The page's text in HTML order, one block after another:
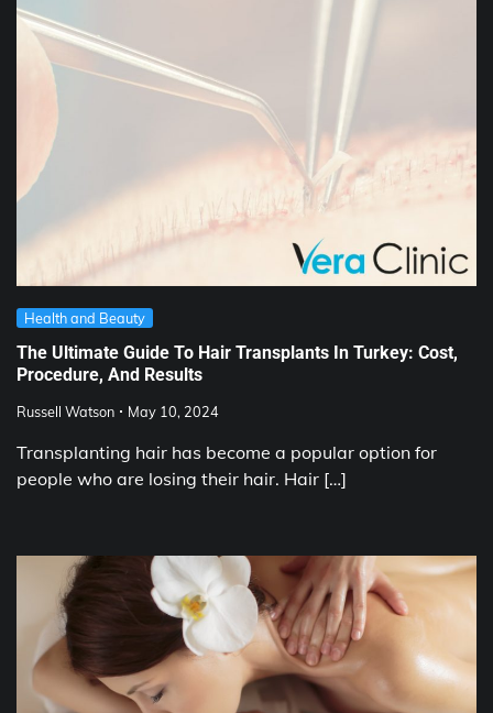
Health and Beauty
The Ultimate Guide To Hair Transplants In Turkey: Cost,
Procedure, And Results
Russell Watson May 10, 2024
Transplanting hair has become a popular option for
people who are losing their hair. Hair […]